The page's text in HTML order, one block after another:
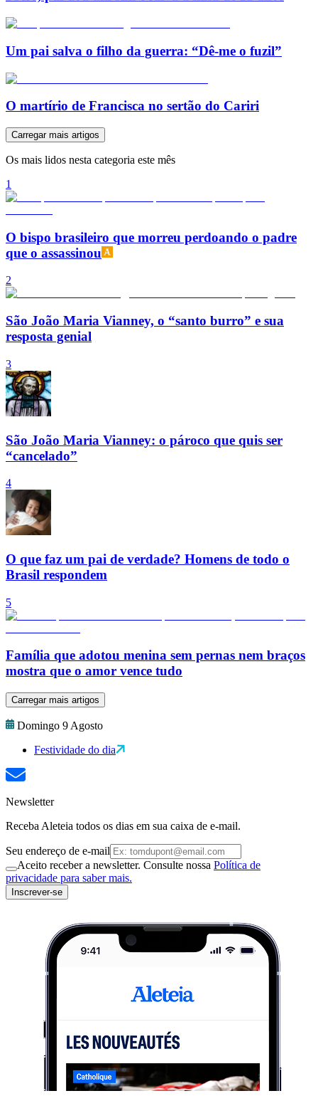
Um pai salva o filho da guerra: “Dê-me o fuzil”
O martírio de Francisca no sertão do Cariri
Carregar mais artigos
Os mais lidos nesta categoria este mês
1
O bispo brasileiro que morreu perdoando o padre
que o assassinou
2
São João Maria Vianney, o “santo burro” e sua
resposta genial
3
São João Maria Vianney: o pároco que quis ser
“cancelado”
4
O que faz um pai de verdade? Homens de todo o
Brasil respondem
5
Família que adotou menina sem pernas nem braços
mostra que o amor vence tudo
Carregar mais artigos
Domingo 9 Agosto
Festividade do dia
Newsletter
Receba Aleteia todos os dias em sua caixa de e-mail.
Seu endereço de e-mail
Aceito receber a newsletter. Consulte nossa Política de
privacidade para saber mais.
Inscrever-se